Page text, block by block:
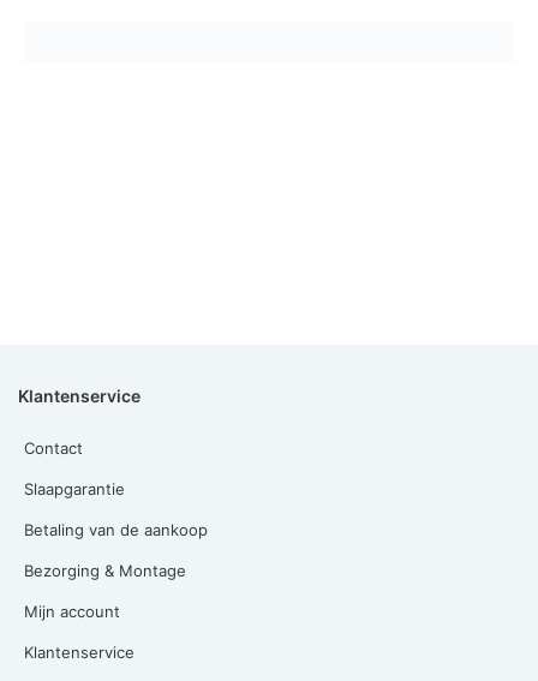
Klantenservice
Contact
Slaapgarantie
Betaling van de aankoop
Bezorging & Montage
Mijn account
Klantenservice